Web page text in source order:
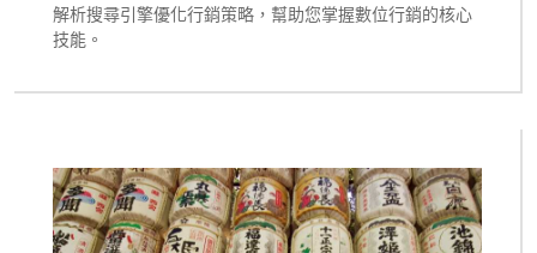
解析搜尋引擎優化行銷策略，幫助您掌握數位行銷的核心
技能。